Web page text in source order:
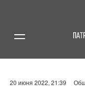
20 июня 2022, 21:39